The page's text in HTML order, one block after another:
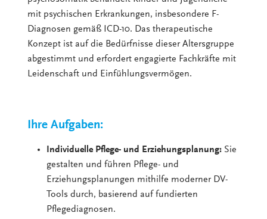
mit psychischen Erkrankungen, insbesondere F-
Diagnosen gemäß ICD-10. Das therapeutische
Konzept ist auf die Bedürfnisse dieser Altersgruppe
abgestimmt und erfordert engagierte Fachkräfte mit
Leidenschaft und Einfühlungsvermögen.
Ihre Aufgaben:
Individuelle Pflege- und Erziehungsplanung: Sie
gestalten und führen Pflege- und
Erziehungsplanungen mithilfe moderner DV-
Tools durch, basierend auf fundierten
Pflegediagnosen.